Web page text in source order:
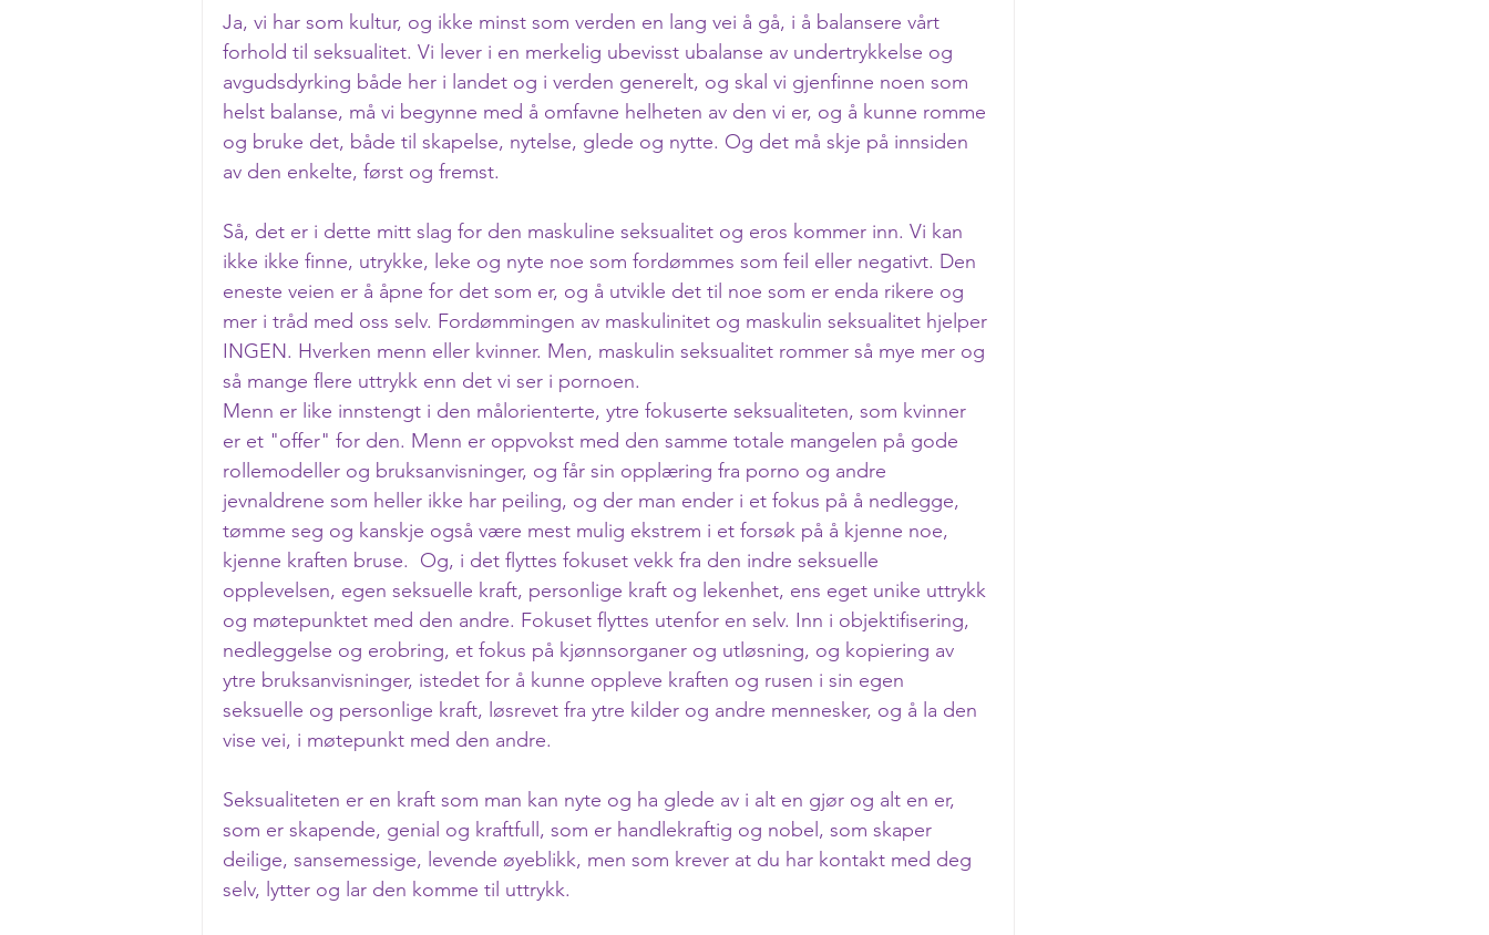
Ja, vi har som kultur, og ikke minst som verden en lang vei å gå, i å balansere vårt
forhold til seksualitet. Vi lever i en merkelig ubevisst ubalanse av undertrykkelse og
avgudsdyrking både her i landet og i verden generelt, og skal vi gjenfinne noen som
helst balanse, må vi begynne med å omfavne helheten av den vi er, og å kunne romme
og bruke det, både til skapelse, nytelse, glede og nytte. Og det må skje på innsiden
av den enkelte, først og fremst.
Så, det er i dette mitt slag for den maskuline seksualitet og eros kommer inn. Vi kan
ikke ikke finne, utrykke, leke og nyte noe som fordømmes som feil eller negativt. Den
eneste veien er å åpne for det som er, og å utvikle det til noe som er enda rikere og
mer i tråd med oss selv. Fordømmingen av maskulinitet og maskulin seksualitet hjelper
INGEN. Hverken menn eller kvinner. Men, maskulin seksualitet rommer så mye mer og
så mange flere uttrykk enn det vi ser i pornoen.
Menn er like innstengt i den målorienterte, ytre fokuserte seksualiteten, som kvinner
er et "offer" for den. Menn er oppvokst med den samme totale mangelen på gode
rollemodeller og bruksanvisninger, og får sin opplæring fra porno og andre
jevnaldrene som heller ikke har peiling, og der man ender i et fokus på å nedlegge,
tømme seg og kanskje også være mest mulig ekstrem i et forsøk på å kjenne noe,
kjenne kraften bruse.  Og, i det flyttes fokuset vekk fra den indre seksuelle
opplevelsen, egen seksuelle kraft, personlige kraft og lekenhet, ens eget unike uttrykk
og møtepunktet med den andre. Fokuset flyttes utenfor en selv. Inn i objektifisering,
nedleggelse og erobring, et fokus på kjønnsorganer og utløsning, og kopiering av
ytre bruksanvisninger, istedet for å kunne oppleve kraften og rusen i sin egen
seksuelle og personlige kraft, løsrevet fra ytre kilder og andre mennesker, og å la den
vise vei, i møtepunkt med den andre.
Seksualiteten er en kraft som man kan nyte og ha glede av i alt en gjør og alt en er,
som er skapende, genial og kraftfull, som er handlekraftig og nobel, som skaper
deilige, sansemessige, levende øyeblikk, men som krever at du har kontakt med deg
selv, lytter og lar den komme til uttrykk.